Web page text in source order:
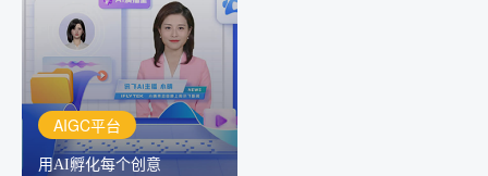
AIGC平台
用AI孵化每个创意
讯飞AIGC平台：让每个创
作者都拥有自己的专注AI
创作助手